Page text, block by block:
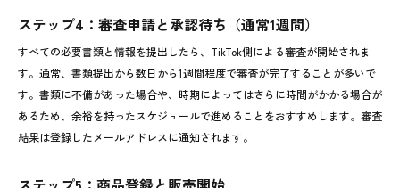
ステップ4：審査申請と承認待ち（通常1週間）
すべての必要書類と情報を提出したら、TikTok側による審査が開始されま
す。通常、書類提出から数日から1週間程度で審査が完了することが多いで
す。書類に不備があった場合や、時期によってはさらに時間がかかる場合が
あるため、余裕を持ったスケジュールで進めることをおすすめします。審査
結果は登録したメールアドレスに通知されます。